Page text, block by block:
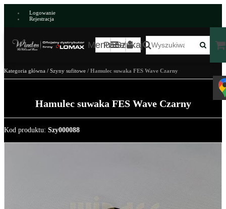
Logowanie
Rejestracja
MenuPanelSzukaj
Kategoria główna / Szyny sufitowe / Hamulec suwaka FES Wave Czarny
Hamulec suwaka FES Wave Czarny
Kod produktu: Szy000088